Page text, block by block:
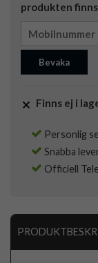
produkten
Bevaka
Finns ej i
Personlig
Snabba
Officiell